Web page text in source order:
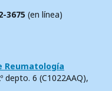
3675 (en línea)
Reumatología
depto. 6 (C1022AAQ),